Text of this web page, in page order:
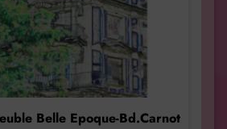
Belle Epoque-Bd.Carnot